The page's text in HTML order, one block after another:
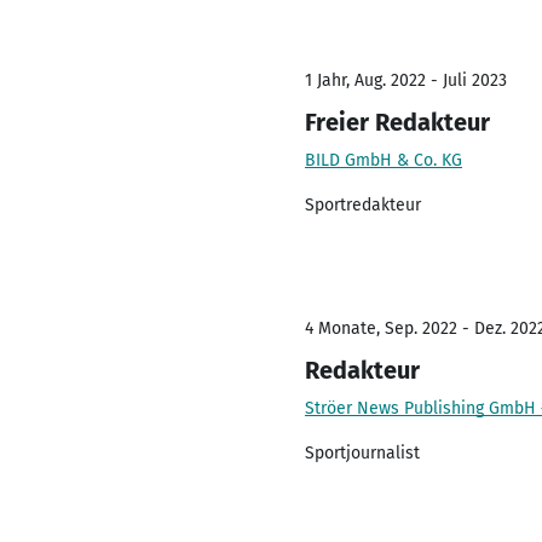
1 Jahr, Aug. 2022 - Juli 2023
Freier Redakteur
BILD GmbH & Co. KG
Sportredakteur
4 Monate, Sep. 2022 - Dez.
Redakteur
Ströer News Publishing
Sportjournalist